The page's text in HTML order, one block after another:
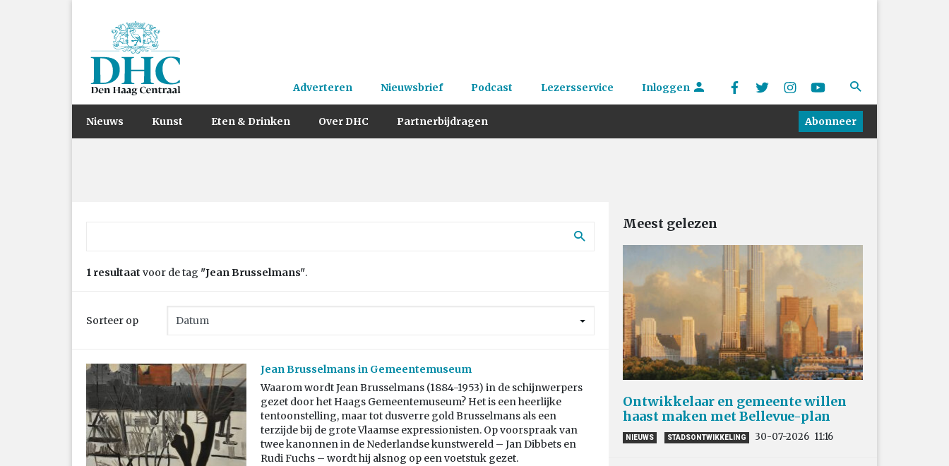
Adverteren Nieuwsbrief Podcast Lezersservice Inloggen
Nieuws Kunst Eten & Drinken Over DHC Partnerbijdragen Abonneer
1 resultaat voor de tag "Jean Brusselmans".
Sorteer op
Jean Brusselmans in Gemeentemuseum
Waarom wordt Jean Brusselmans (1884-1953) in de schijnwerpers
gezet door het Haags Gemeentemuseum? Het is een heerlijke
tentoonstelling, maar tot dusverre gold Brusselmans als een
terzijde bij de grote Vlaamse expressionisten. Op voorspraak van
twee kanonnen in de Nederlandse kunstwereld – Jan Dibbets en
Rudi Fuchs – wordt hij alsnog op een voetstuk gezet.
Meest gelezen
Ontwikkelaar en gemeente willen
haast maken met Bellevue-plan
NIEUWS STADSONTWIKKELING 30-07-2026 11:16